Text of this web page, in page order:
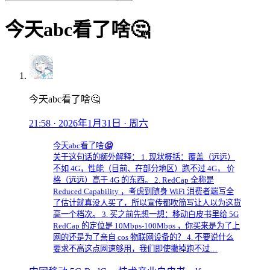
今天abc看了啥🤔
今天abc看了啥🤔
21:58 · 2026年1月31日 · 周六
今天abc看了啥🤔
关于这句话的额外解释： 1. 现状概括：覆盖（远远）
不如 4G，性能（目前、在部分地区）跑不过 4G， 价
格（远远）高于 4G 的东西。 2. RedCap 全称是
Reduced Capability ，考虑到随身 WiFi 消费者端写全
了估计就真没人买了，所以宣传都吹简写让人以为这货
高一个档次。 3. 买之前先想一想：移动白皮书里给 5G
RedCap 的定位是 10Mbps-100Mbps ，你买来是为了上
网的还是为了亲自 cos 物联网设备的？ 4. 不要说什么
要求不高这点网速够用，我们即使撇掉跑不过…